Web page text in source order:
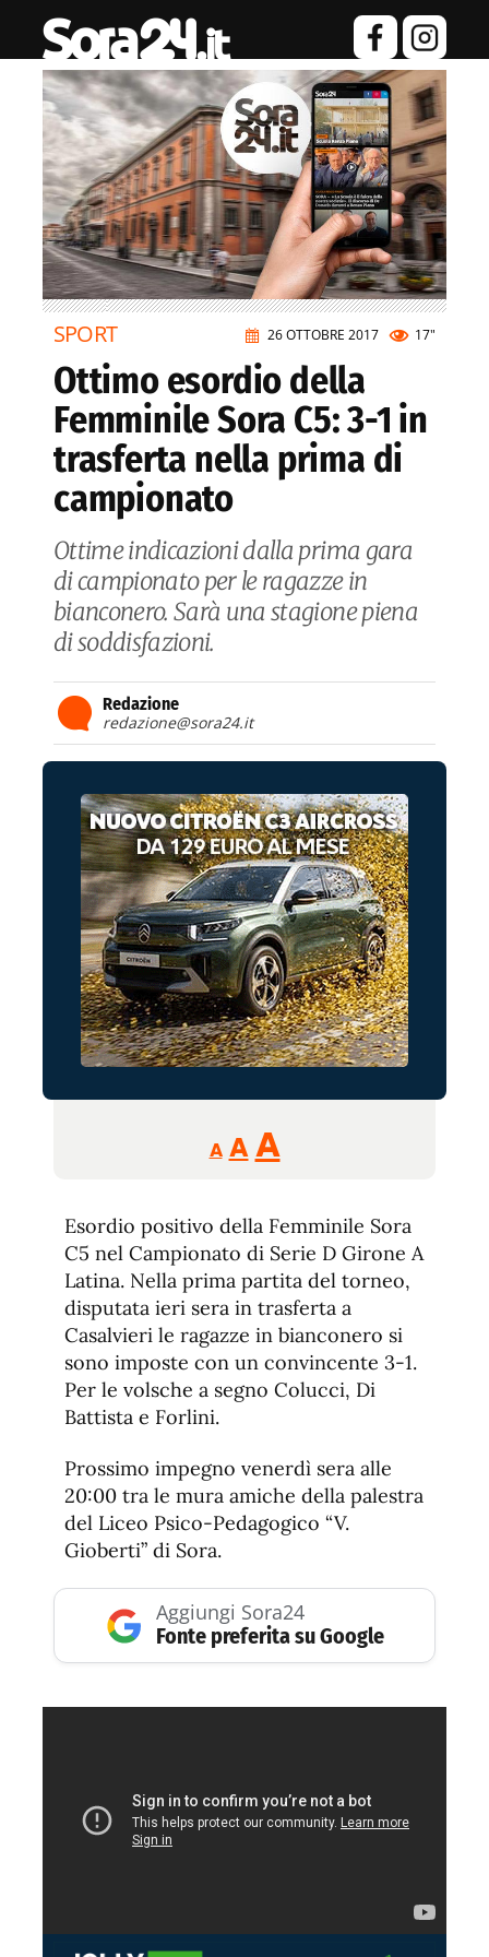
26 OTTOBRE 2017 17"
SPORT
Ottimo esordio della
Femminile Sora C5: 3-1 in
trasferta nella prima di
campionato
Ottime indicazioni dalla prima gara
di campionato per le ragazze in
bianconero. Sarà una stagione piena
di soddisfazioni.
Redazione
redazione@sora24.it
A
Reducir
tamaño
A Restablecer
de
fuente
AAumentar
de
fuente.
Esordio positivo della Femminile Sora
C5 nel Campionato di Serie D Girone A
Latina. Nella prima partita del torneo,
disputata ieri sera in trasferta a
Casalvieri le ragazze in bianconero si
sono imposte con un convincente 3-1.
Per le volsche a segno Colucci, Di
Battista e Forlini.
Prossimo impegno venerdì sera alle
20:00 tra le mura amiche della palestra
del Liceo Psico-Pedagogico “V.
Gioberti” di Sora.
Aggiungi Sora24
Fonte preferita su Google